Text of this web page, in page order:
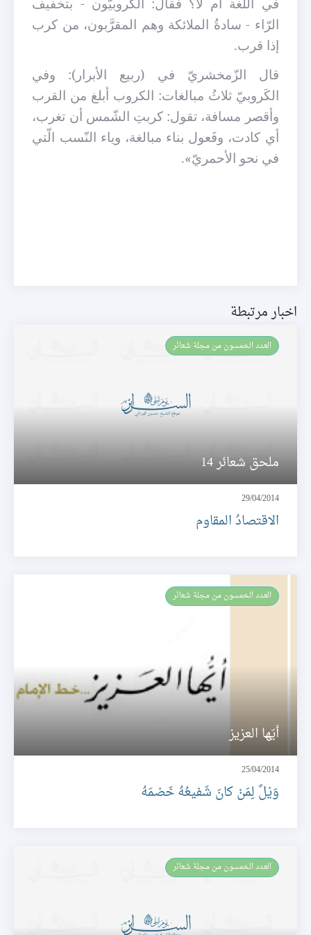
الرّاء - سادةُ الملائكة وهم المقرَّبون، من كرب
إذا قرب.
قال الزّمخشريّ في (ربيع الأبرار): وفي
الكَروبيّ ثلاثُ مبالغات: الكروب أبلغ من القرب
وأقصر مسافة، تقول: كربتِ الشّمس أن تغرب،
أي كادت، وفَعول بناء مبالغة، وياء النّسب الّتي
في نحو الأحمريّ».
اخبار مرتبطة
العـدد الخمسون من مجلة شعائر
ملحق شعائر 14
29/04/2014
الاقتصادُ المقاوم
العـدد الخمسون من مجلة شعائر
أيّها العزيز
25/04/2014
وَيْلٌ لِمَنْ كانَ شَفيعُهُ خَصْمَهُ
العـدد الخمسون من مجلة شعائر